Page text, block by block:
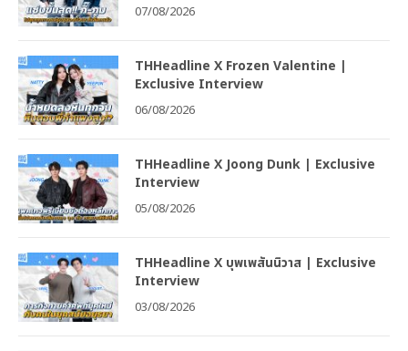
07/08/2026
THHeadline X Frozen Valentine |
Exclusive Interview
06/08/2026
THHeadline X Joong Dunk | Exclusive
Interview
05/08/2026
THHeadline X บุพเพสันนิวาส | Exclusive
Interview
03/08/2026